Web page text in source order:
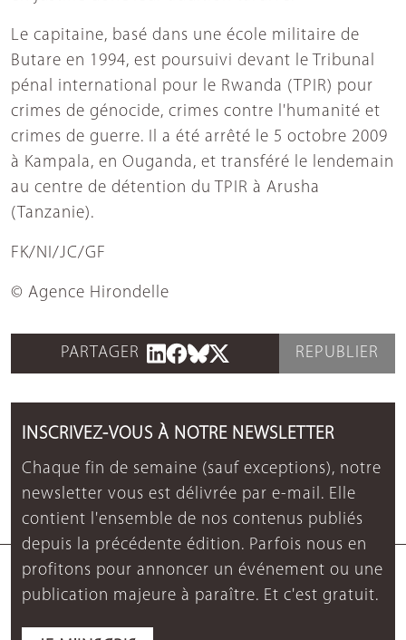
Le capitaine, basé dans une école militaire de
Butare en 1994, est poursuivi devant le Tribunal
pénal international pour le Rwanda (TPIR) pour
crimes de génocide, crimes contre l'humanité et
crimes de guerre. Il a été arrêté le 5 octobre 2009
à Kampala, en Ouganda, et transféré le lendemain
au centre de détention du TPIR à Arusha
(Tanzanie).
FK/NI/JC/GF
© Agence Hirondelle
PARTAGER REPUBLIER
INSCRIVEZ-VOUS À NOTRE NEWSLETTER
Chaque fin de semaine (sauf exceptions), notre
newsletter vous est délivrée par e-mail. Elle
contient l'ensemble de nos contenus publiés
depuis la précédente édition. Parfois nous en
profitons pour annoncer un événement ou une
publication majeure à paraître. Et c'est gratuit.